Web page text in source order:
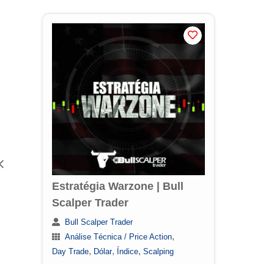
Estratégia Warzone | Bull
Scalper Trader
Bull Scalper Trader
Análise Técnica / Price Action,
Day Trade, Dólar, Índice, Scalping